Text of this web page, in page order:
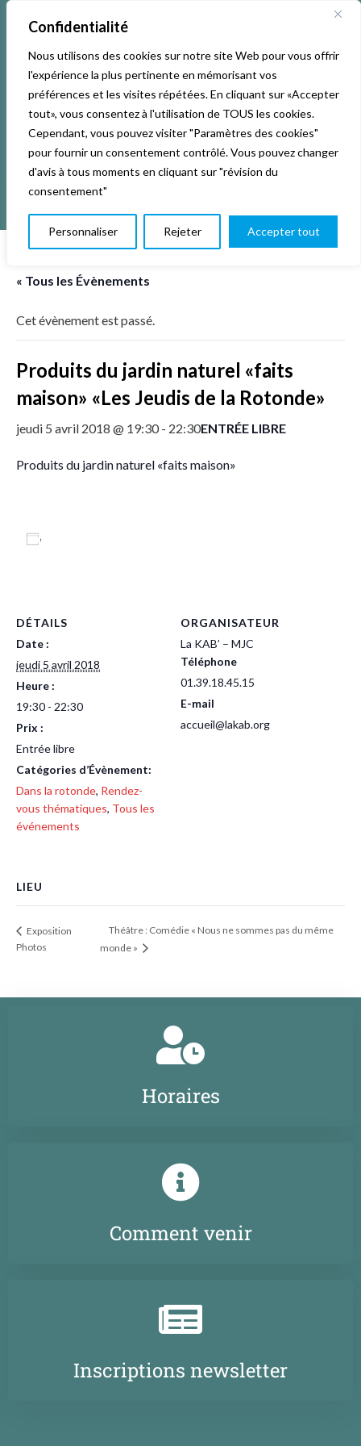
Confidentialité
Nous utilisons des cookies sur notre site Web pour vous offrir
l'expérience la plus pertinente en mémorisant vos
préférences et les visites répétées. En cliquant sur «Accepter
tout», vous consentez à l'utilisation de TOUS les cookies.
Cependant, vous pouvez visiter "Paramètres des cookies"
pour fournir un consentement contrôlé. Vous pouvez changer
d'avis à tous moments en cliquant sur "révision du
consentement"
Personnaliser Rejeter Accepter tout
« Tous les Évènements
Cet évènement est passé.
Produits du jardin naturel «faits
maison» «Les Jeudis de la Rotonde»
jeudi 5 avril 2018 @ 19:30- 22:30ENTRÉE LIBRE
Produits du jardin naturel «faits maison»
DÉTAILS
Date :
jeudi 5 avril 2018
Heure :
19:30 - 22:30
Prix :
Entrée libre
Catégories d’Évènement:
Dans la rotonde, Rendez-
vous thématiques, Tous les
événements
ORGANISATEUR
La KAB’ – MJC
Téléphone
01.39.18.45.15
E-mail
accueil@lakab.org
LIEU
Exposition
Photos
Théâtre : Comédie « Nous ne sommes pas du même
monde »
Horaires
Comment venir
Inscriptions newsletter